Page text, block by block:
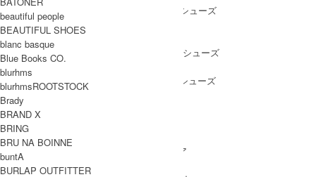
/ ドレスシューズ
BOOTS
PUMPS
/ バレエシューズ
OTHER SHOES
/ その他シューズ
GOODS
GOODS ALL ITEM
/ 帽子・ヘッドウェア
BAG
beautiful people
BEAUTIFUL SHOES
blanc basque
Blue Books CO.
blurhms
blurhmsROOTSTOCK
Brady
BRAND X
BRING
BRU NA BOINNE
buntA
BURLAP OUTFITTER